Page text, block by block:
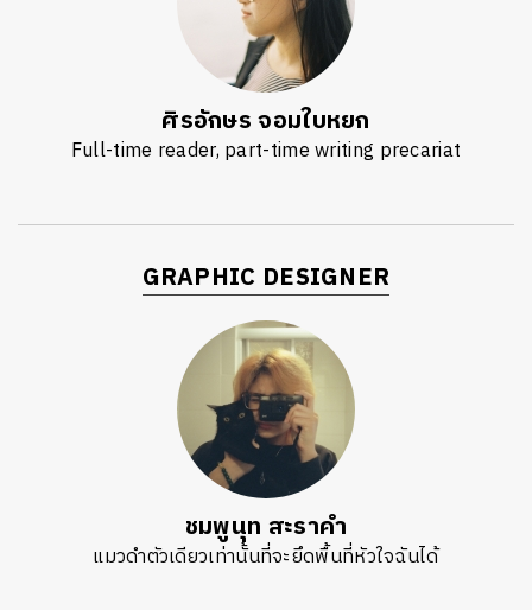
ศิรอักษร จอมใบหยก
Full-time reader, part-time writing precariat
GRAPHIC DESIGNER
ชมพูนุท สะราคำ
แมวดำตัวเดียวเท่านั้นที่จะยึดพื้นที่หัวใจฉันได้